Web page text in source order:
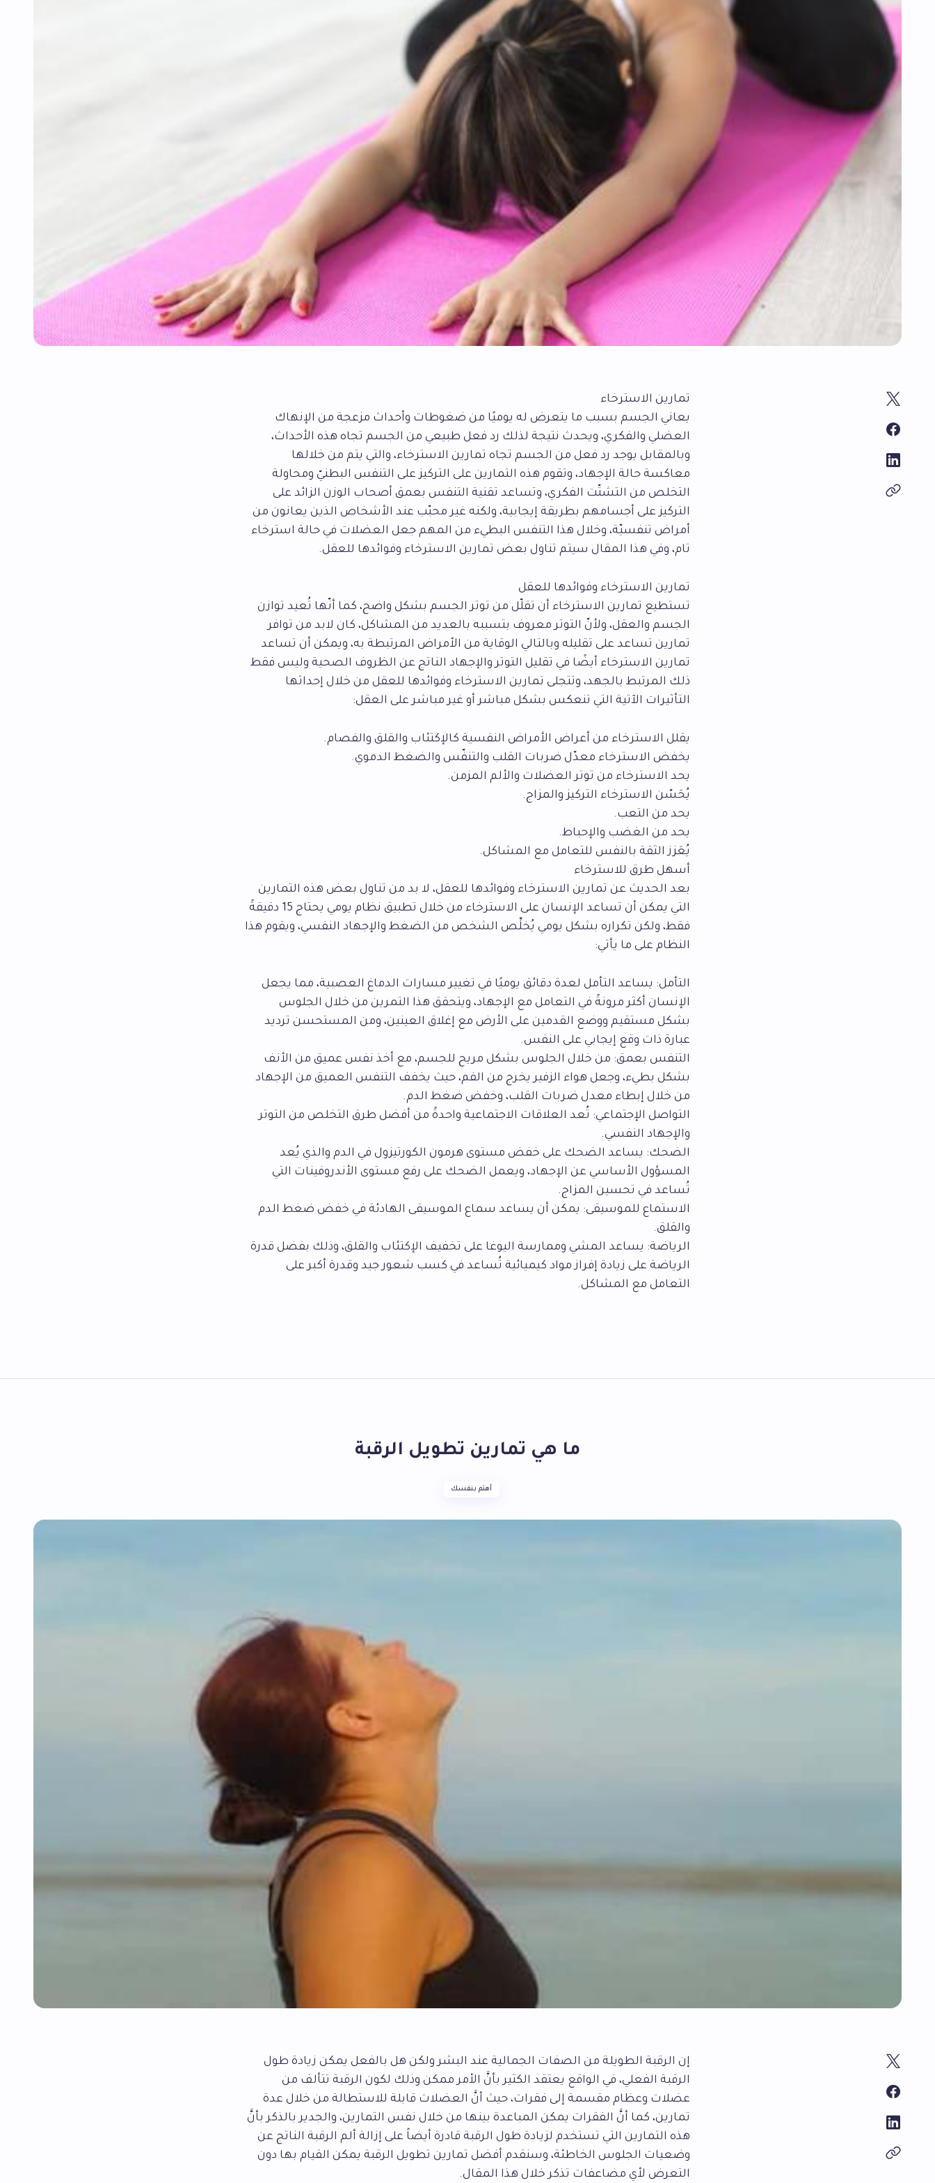
تمارين الاسترخاء
يعاني الجسم بسبب ما يتعرض له يوميًا من ضغوطات وأحداث مزعجة من الإنهاك
العضلي والفكري، ويحدث نتيجة لذلك رد فعل طبيعي من الجسم تجاه هذه الأحداث،
وبالمقابل يوجد رد فعل من الجسم تجاه تمارين الاسترخاء، والتي يتم من خلالها
معاكسة حالة الإجهاد، وتقوم هذه التمارين على التركيز على التنفس البطنيّ ومحاولة
التخلص من التشتّت الفكري، وتساعد تقنية التنفس بعمق أصحاب الوزن الزائد على
التركيز على أجسامهم بطريقة إيجابية، ولكنه غير محبّب عند الأشخاص الذين يعانون من
أمراض تنفسيّة، وخلال هذا التنفس البطيء من المهم جعل العضلات في حالة استرخاء
تام، وفي هذا المقال سيتم تناول بعض تمارين الاسترخاء وفوائدها للعقل.
تمارين الاسترخاء وفوائدها للعقل
تستطيع تمارين الاسترخاء أن تقلّل من توتر الجسم بشكل واضح، كما أنّها تُعيد توازن
الجسم والعقل، ولأنّ التوتر معروف بتسببه بالعديد من المشاكل، كان لابد من توافر
تمارين تساعد على تقليله وبالتالي الوقاية من الأمراض المرتبطة به، ويمكن أن تساعد
تمارين الاسترخاء أيضًا في تقليل التوتر والإجهاد الناتج عن الظروف الصحية وليس فقط
ذلك المرتبط بالجهد، وتتجلى تمارين الاسترخاء وفوائدها للعقل من خلال إحداثها
التأثيرات الآتية التي تنعكس بشكل مباشر أو غير مباشر على العقل:
يقلل الاسترخاء من أعراض الأمراض النفسية كالإكتئاب والقلق والفصام.
يخفض الاسترخاء معدّل ضربات القلب والتنفّس والضغط الدموي.
يحد الاسترخاء من توتر العضلات والألم المزمن.
يُحَسّن الاسترخاء التركيز والمزاج.
يحد من التعب.
يحد من الغضب والإحباط.
يُعَزز الثقة بالنفس للتعامل مع المشاكل.
أسهل طرق للاسترخاء
بعد الحديث عن تمارين الاسترخاء وفوائدها للعقل، لا بد من تناول بعض هذه التمارين
التي يمكن أن تساعد الإنسان على الاسترخاء من خلال تطبيق نظام يومي يحتاج 15 دقيقةً
فقط، ولكن تكراره بشكل يومي يُخلِّص الشخص من الضغط والإجهاد النفسي، ويقوم هذا
النظام على ما يأتي:
التأمل: يساعد التأمل لعدة دقائق يوميًا في تغيير مسارات الدماغ العصبية، مما يجعل
الإنسان أكثر مرونةً في التعامل مع الإجهاد، ويتحقق هذا التمرين من خلال الجلوس
بشكل مستقيم ووضع القدمين على الأرض مع إغلاق العينين، ومن المستحسن ترديد
عبارة ذات وقع إيجابي على النفس.
التنفس بعمق: من خلال الجلوس بشكل مريح للجسم، مع أخذ نفس عميق من الأنف
بشكل بطيء، وجعل هواء الزفير يخرج من الفم، حيث يخفف التنفس العميق من الإجهاد
من خلال إبطاء معدل ضربات القلب، وخفض ضغط الدم.
التواصل الإجتماعي: تُعد العلاقات الاجتماعية واحدةً من أفضل طرق التخلص من التوتر
والإجهاد النفسي.
الضحك: يساعد الضحك على خفض مستوى هرمون الكورتيزول في الدم والذي يُعد
المسؤول الأساسي عن الإجهاد، ويعمل الضحك على رفع مستوى الأندروفينات التي
تُساعد في تحسين المزاج.
الاستماع للموسيقى: يمكن أن يساعد سماع الموسيقى الهادئة في خفض ضغط الدم
والقلق.
الرياضة: يساعد المشي وممارسة اليوغا على تخفيف الإكتئاب والقلق، وذلك بفضل قدرة
الرياضة على زيادة إفراز مواد كيميائية تُساعد في كسب شعور جيد وقدرة أكبر على
التعامل مع المشاكل.
ما هي تمارين تطويل الرقبة
أهتم بنفسك
إن الرقبة الطويلة من الصفات الجمالية عند البشر ولكن هل بالفعل يمكن زيادة طول
الرقبة الفعلي، في الواقع يعتقد الكثير بأنَّ الأمر ممكن وذلك لكون الرقبة تتألف من
عضلات وعظام مقسمة إلى فقرات، حيث أنَّ العضلات قابلة للاستطالة من خلال عدة
تمارين، كما أنَّ الفقرات يمكن المباعدة بينها من خلال نفس التمارين، والجدير بالذكر بأنَّ
هذه التمارين التي تستخدم لزيادة طول الرقبة قادرة أيضاً على إزالة ألم الرقبة الناتج عن
وضعيات الجلوس الخاطئة، وسنقدم أفضل تمارين تطويل الرقبة يمكن القيام بها دون
التعرض لأي مضاعفات تذكر خلال هذا المقال.